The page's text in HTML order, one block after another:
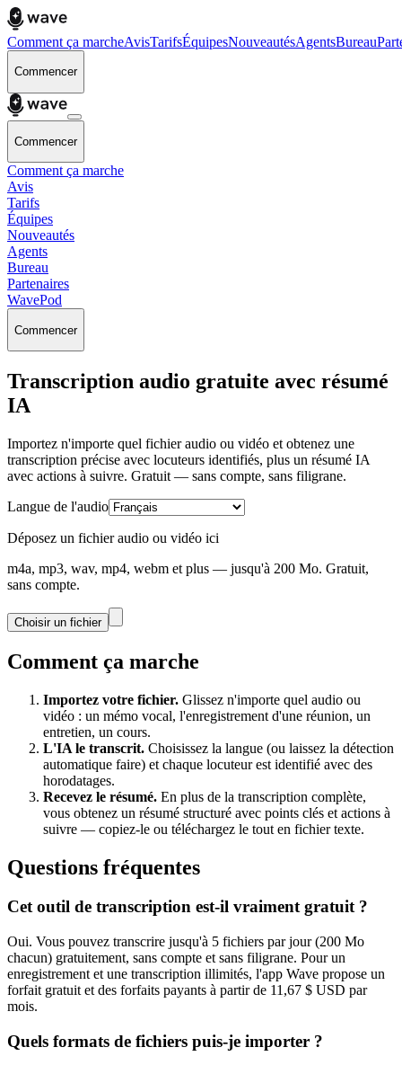
Comment ça marcheAvisTarifsÉquipesNouveautésAgentsBureau
Commencer
Commencer
Comment ça marche
Avis
Tarifs
Équipes
Nouveautés
Agents
Bureau
Partenaires
WavePod
Commencer
Transcription audio gratuite avec résumé
IA
Importez n'importe quel fichier audio ou vidéo et obtenez une
transcription précise avec locuteurs identifiés, plus un résumé IA
avec actions à suivre. Gratuit — sans compte, sans filigrane.
Langue de l'audio
Déposez un fichier audio ou vidéo ici
m4a, mp3, wav, mp4, webm et plus — jusqu'à 200 Mo. Gratuit,
sans compte.
Choisir un fichier
Comment ça marche
Importez votre fichier. Glissez n'importe quel audio ou
vidéo : un mémo vocal, l'enregistrement d'une réunion, un
entretien, un cours.
L'IA le transcrit. Choisissez la langue (ou laissez la détection
automatique faire) et chaque locuteur est identifié avec des
horodatages.
Recevez le résumé. En plus de la transcription complète,
vous obtenez un résumé structuré avec points clés et actions à
suivre — copiez-le ou téléchargez le tout en fichier texte.
Questions fréquentes
Cet outil de transcription est-il vraiment gratuit ?
Oui. Vous pouvez transcrire jusqu'à 5 fichiers par jour (200 Mo
chacun) gratuitement, sans compte et sans filigrane. Pour un
enregistrement et une transcription illimités, l'app Wave propose un
forfait gratuit et des forfaits payants à partir de 11,67 $ USD par
mois.
Quels formats de fichiers puis-je importer ?